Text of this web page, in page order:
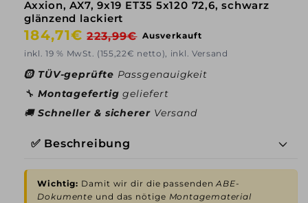
Axxion, AX7, 9x19 ET35 5x120 72,6, schwarz
glänzend lackiert
Normaler
Preis
184,71€ Verkaufspreis
223,99€ Ausverkauft
inkl. 19 % MwSt. (155,22€ netto), inkl. Versand
🛞 TÜV-geprüfte Passgenauigkeit
🔧 Montagefertiggeliefert
🚚 Schneller & sicherer Versand
✅ Beschreibung
Wichtig: Damit wir dir die passendenABE-
Dokumente und das nötige Montagematerial